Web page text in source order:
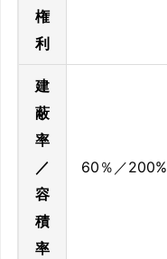
権
利
建
蔽
率
／
容
積
率
60％／200%